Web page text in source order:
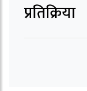
प्रतिक्रिया